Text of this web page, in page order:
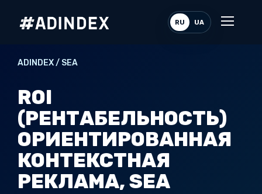
RU UA
ADINDEX / SEA
ROI
(РЕНТАБЕЛЬНОСТЬ)
ОРИЕНТИРОВАННАЯ
КОНТЕКСТНАЯ
РЕКЛАМА, SEA